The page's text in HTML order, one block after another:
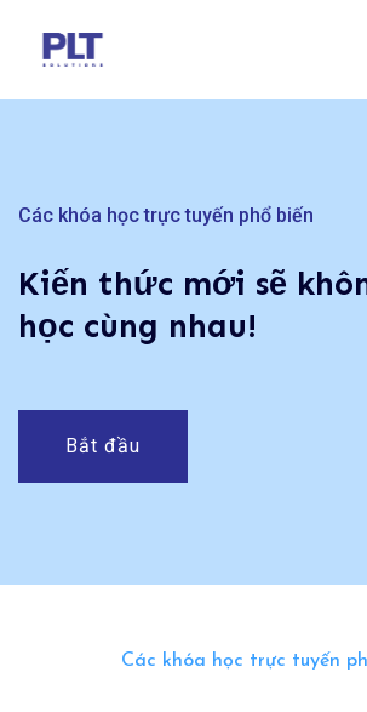
Các khóa học trực tuyến phổ biến
Kiến thức mới sẽ
học cùng nhau!
Bắt đầu
Các khóa học trực tuyến phổ biến
Cùng nhau học hỏi
triển bản thân!
Bắt đầu
Các khóa học trực tuyến